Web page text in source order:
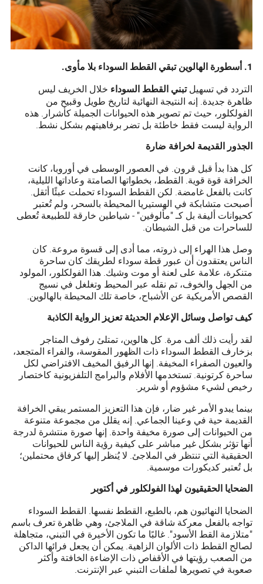
1. أسطورة الهالوين تبقي القطط السوداء بلا مأوى.
التردد في تسهيلتبني القطط السوداء خلال الخريف ليس
ظاهرة جديدة. إنه النتيجة النهائية لتاريخ طويل وقبيح من
الفولكلور، حيث تم تصوير هذه الحيوانات الجميلة كأشرار. هذه
الرواية ليست فقط خاطئة بل تضر برفاهيتهم بشكل نشط.
الجذور القديمة لخرافة ضارة
كل هذا بدأ قبل قرون. في العصور الوسطى في أوروبا، كانت
الخرافة قوة قوية. القطط، بخطواتها الصامتة وعاداتها الليلية،
كانت بالفعل غامضة. لكن القطط السوداء تحملت عبئًا أثقل.
أصبحت متشابكة في الهستيريا المحيطة بالسحر، ولم تُعتبر
كحيوانات أليفة بل كـ "مألوفين" - شياطين خارقة للطبيعة تُعطى
للساحرات من قبل الشيطان.
وصل هذا الهراء إلى ذروته، مما أدى إلى قسوة مروعة. كان
الناس يعتقدون أن عبور قطة سوداء لطريقك كان ساحرة
متنكرة، علامة على لعنة أو موت وشيك. هذا الفولكلور، المولود
من الجهل والخوف، تم نقله عبر المحيط وتغلغل في نسيج
القصص الأمريكية عن الأشباح، خاصة تلك المحيطة بالهالوين.
كيف تواصل وسائل الإعلام الحديثة تعزيز الرواية الكاذبة
لقد رأيت ذلك ألف مرة. كل هالوين، تمتلئ رفوف المتاجر
بزخارف القطط السوداء ذات الظهور المقوسة، والفراء المتجعد،
والعيون الصفراء المخيفة. إنها الرفيق المخيف الافتراضي لكل
ساحرة كرتونية. تستخدمها الأفلام والبرامج التلفزيونية كاختصار
رخيص لشيء مشؤوم أو شرير.
بينما يبدو الأمر غير ضار، فإن هذا التعزيز المستمر يبقي الخرافة
القديمة حية في وعينا الجماعي. إنه يقلل من مجموعة متنوعة
من الحيوانات إلى صورة مخيفة واحدة. إنها صورة منتشرة لدرجة
أنها تؤثر بشكل غير مباشر على كيفية رؤية الناس للحيوانات
الحقيقية التي تنتظر في الملاجئ. لا يُنظر إليها كرفاق محتملين؛
بل تُعتبر كديكورات موسمية.
الضحايا الحقيقيون لهذا الفولكلور في أكتوبر
الضحايا النهائيون هم، بالطبع، القطط نفسها. القطط السوداء
تواجه بالفعل معركة شاقة في الملاجئ، وهي ظاهرة تعرف باسم
"متلازمة القط الأسود". غالبًا ما تكون الأخيرة في التبني، متجاهلة
لصالح القطط ذات الألوان الزاهية. يمكن أن يجعل فرائها الداكن
من الصعب رؤيتها في الأقفاص ذات الإضاءة الخافتة وأكثر
صعوبة في تصويرها لملفات التبني عبر الإنترنت.